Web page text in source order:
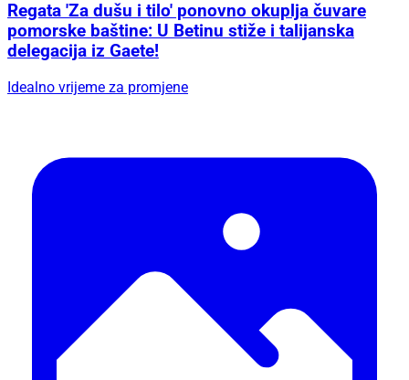
Regata 'Za dušu i tilo' ponovno okuplja čuvare
pomorske baštine: U Betinu stiže i talijanska
delegacija iz Gaete!
Idealno vrijeme za promjene